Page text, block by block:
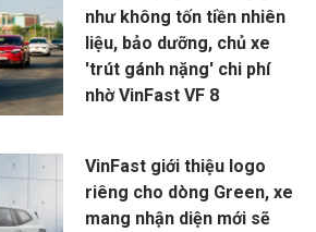
như không tốn tiền nhiên
liệu, bảo dưỡng, chủ xe
'trút gánh nặng' chi phí
nhờ VinFast VF 8
VinFast giới thiệu logo
riêng cho dòng Green, xe
mang nhận diện mới sẽ